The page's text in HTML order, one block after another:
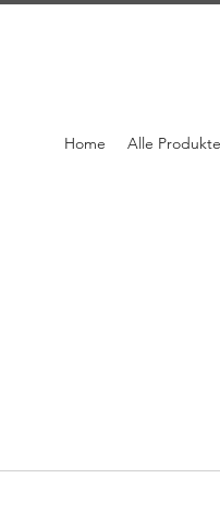
Home Alle Produkte